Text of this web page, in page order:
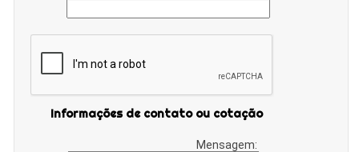
Informações de contato ou cotação
Mensagem: